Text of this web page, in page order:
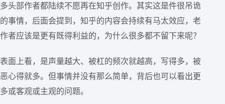
多头部作者都陆续不愿再在知乎创作。其实这是件很吊诡
的事情，后面会提到，知乎的内容会持续有马太效应，老
作者应该是更有既得利益的，为什么很多都不留下来呢？
表面上看，是声量越大、被杠的频次就越高，写得多，被
恶心得就多。但事情并没有那么简单，背后也可以看出更
多或客观或主观的问题。